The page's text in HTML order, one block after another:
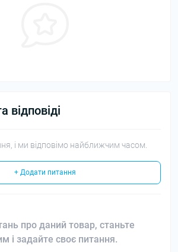
відповіді
і ми відповімо найближчим часом.
+ Додати питання
про даний товар, станьте
і задайте своє питання.